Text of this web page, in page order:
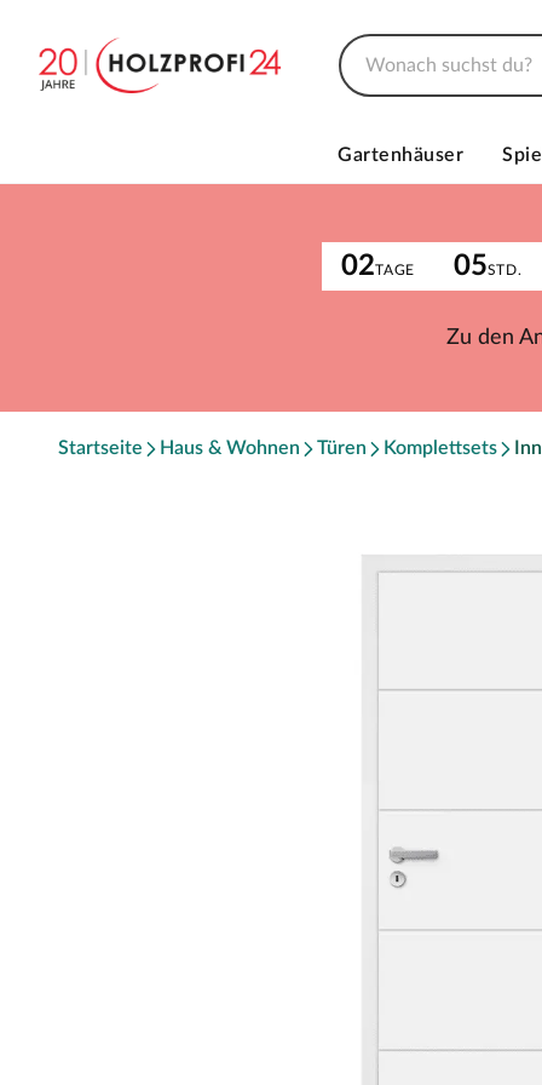
Gartenhäuser
02TAGE 05STD.
Zu den
Startseite Haus & Wohnen Türen Komplettsets